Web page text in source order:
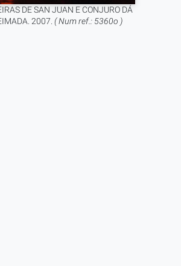
DE SAN JUAN E CONJURO DÁ
2007. ( Num ref.: 5360o )